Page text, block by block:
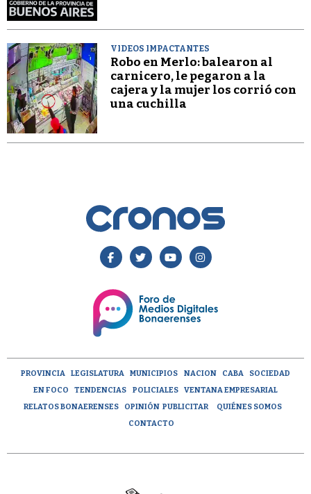
VIDEOS IMPACTANTES
Robo en Merlo: balearon al
carnicero, le pegaron a la
cajera y la mujer los corrió con
una cuchilla
PROVINCIA LEGISLATURA MUNICIPIOS NACION CABA
SOCIEDAD
EN FOCO
TENDENCIAS POLICIALES
VENTANA EMPRESARIAL
RELATOS BONAERENSES
OPINIÓN PUBLICITAR
QUIÉNES SOMOS
CONTACTO